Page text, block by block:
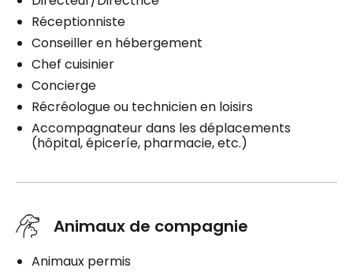
Réceptionniste
Conseiller en hébergement
Chef cuisinier
Concierge
Récréologue ou technicien en loisirs
Accompagnateur dans les déplacements
(hôpital, épiceríe, pharmacie, etc.)
Animaux de compagnie
Animaux permis